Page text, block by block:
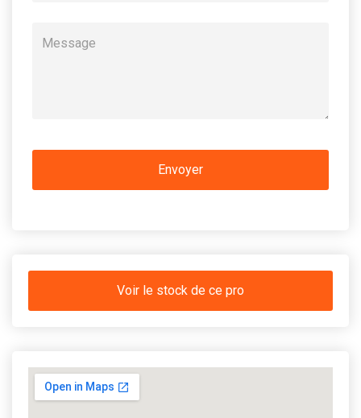
Voir le stock de ce pro